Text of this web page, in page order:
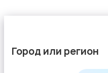
Город или регион